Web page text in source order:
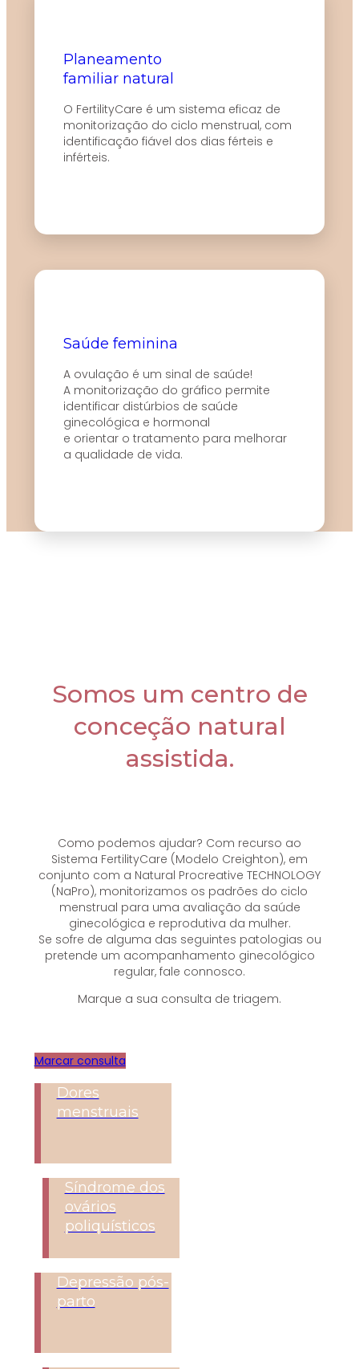
Planeamento
familiar natural
O FertilityCare é um sistema eficaz de
monitorização do ciclo menstrual, com
identificação fiável dos dias férteis e
inférteis.
Saúde feminina
A ovulação é um sinal de saúde!
A monitorização do gráfico permite
identificar distúrbios de saúde
ginecológica e hormonal
e orientar o tratamento para melhorar
a qualidade de vida.
Somos um centro de
conceção natural
assistida.
Como podemos ajudar? Com recurso ao
Sistema FertilityCare (Modelo Creighton), em
conjunto com a Natural Procreative TECHNOLOGY
(NaPro), monitorizamos os padrões do ciclo
menstrual para uma avaliação da saúde
ginecológica e reprodutiva da mulher.
Se sofre de alguma das seguintes patologias ou
pretende um acompanhamento ginecológico
regular, fale connosco.
Marque a sua consulta de triagem.
Marcar consulta
Dores
menstruais
Síndrome dos
ovários
poliquísticos
Depressão pós-
parto